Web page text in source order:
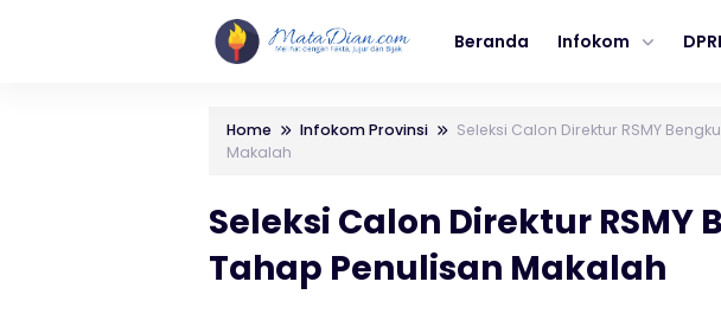
Beranda Infokom
Home Infokom Provinsi
Seleksi Calon Direktur RSMY
Makalah
Seleksi Calon Direktur RSMY
Tahap Penulisan Makalah